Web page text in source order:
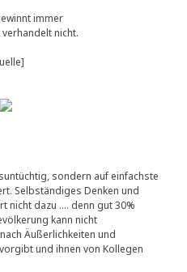
immer
nicht.
sondern auf einfachste
Selbständiges Denken und
nicht dazu …. denn gut 30%
kann nicht
Äußerlichkeiten und
und ihnen von Kollegen